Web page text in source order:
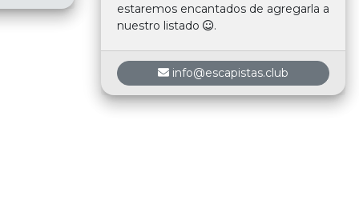
estaremos encantados de agregarla a
nuestro listado
.
info@escapistas.club